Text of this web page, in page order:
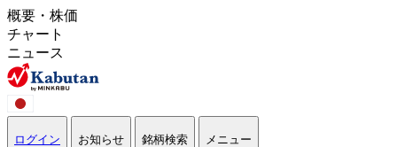
概要・株価
チャート
ニュース
ログイン お知らせ 銘柄検索 メニュー